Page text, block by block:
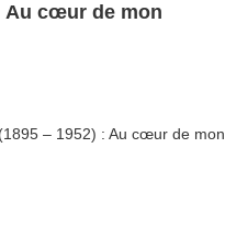
Au cœur de mon